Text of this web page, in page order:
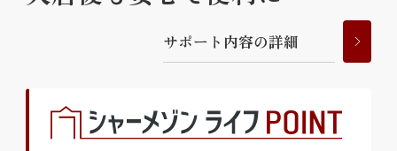
サポー ト 内容の詳細